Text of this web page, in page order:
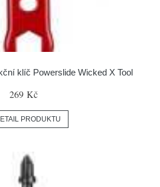
klíč Powerslide Wicked X Tool
269 Kč
PRODUKTU